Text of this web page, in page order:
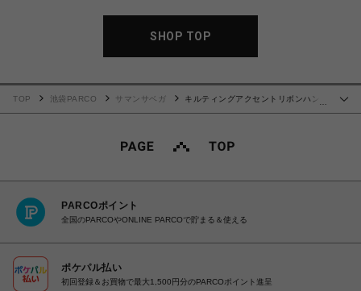
SHOP TOP
TOP 池袋PARCO サマンサベガ
キルティングアクセントリボンハンド
PARCOポイント
全国のPARCOやONLINE PARCOで貯まる＆使える
ポケパル払い
初回登録＆お買物で最大1,500円分のPARCOポイント進呈